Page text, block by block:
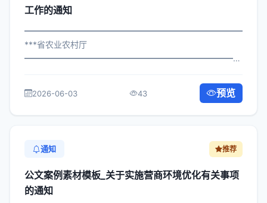
工作的通知
***省农业农村厅
属机构： 为深入贯彻落实习近平总...
2026-06-03 43 预览
通知 推荐
公文案例素材模板_关于实施营商环境优化有关事项
的通知